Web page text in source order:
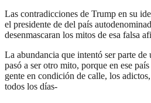
Las contradicciones de Trump en su
el presidente de del país
desenmascaran los mitos de esa falsa
La abundancia que intentó ser parte
pasó a ser otro mito, porque en ese
gente en condición de calle, los
todos los días-